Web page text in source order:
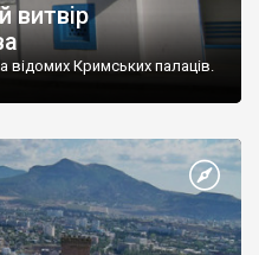
витвір
відомих Кримських палаців.